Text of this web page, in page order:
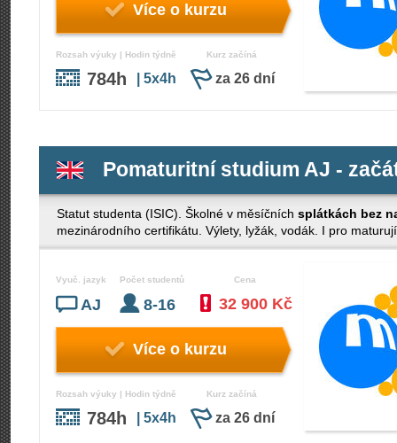
Více o kurzu
Rozsah výuky | Hodin týdně
784h | 5x4h
Kurz začíná
za 26 dní
Pomaturitní studium AJ -
Statut studenta (ISIC). Školné v měsíčních splátkách bez
mezinárodního certifikátu. Výlety, lyžák, vodák. I pro
Vyuč. jazyk
AJ
Počet studentů
8-16
Cena
32 900 Kč
Více o kurzu
Rozsah výuky | Hodin týdně
784h | 5x4h
Kurz začíná
za 26 dní